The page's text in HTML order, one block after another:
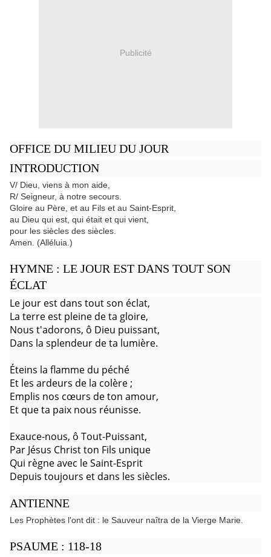
Publicité
OFFICE DU MILIEU DU JOUR
INTRODUCTION
V/ Dieu, viens à mon aide,
R/ Seigneur, à notre secours.
Gloire au Père, et au Fils et au Saint-Esprit,
au Dieu qui est, qui était et qui vient,
pour les siècles des siècles.
Amen. (Alléluia.)
HYMNE : LE JOUR EST DANS TOUT SON
ÉCLAT
Le jour est dans tout son éclat,
La terre est pleine de ta gloire,
Nous t'adorons, ô Dieu puissant,
Dans la splendeur de ta lumière.
Éteins la flamme du péché
Et les ardeurs de la colère ;
Emplis nos cœurs de ton amour,
Et que ta paix nous réunisse.
Exauce-nous, ô Tout-Puissant,
Par Jésus Christ ton Fils unique
Qui règne avec le Saint-Esprit
Depuis toujours et dans les siècles.
ANTIENNE
Les Prophètes l'ont dit : le Sauveur naîtra de la Vierge Marie.
PSAUME : 118-18